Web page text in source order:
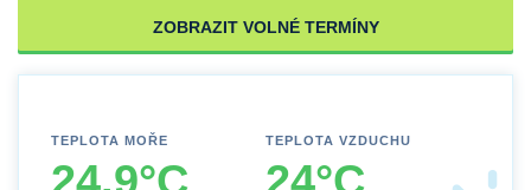
ZOBRAZIT VOLNÉ TERMÍNY
TEPLOTA MOŘE
24.9°C
TEPLOTA VZDUCHU
24°C